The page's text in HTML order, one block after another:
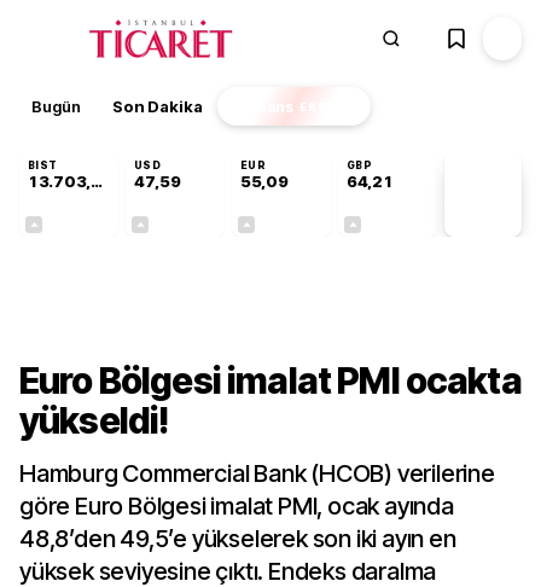
Bugün Son Dakika Finans EKSTRA
BIST
13.703,13
USD
47,59
EUR
55,09
GBP
64,21
Euro Bölgesi imalat PMI ocakta
yükseldi!
Hamburg Commercial Bank (HCOB) verilerine
göre Euro Bölgesi imalat PMI, ocak ayında
48,8’den 49,5’e yükselerek son iki ayın en
yüksek seviyesine çıktı. Endeks daralma